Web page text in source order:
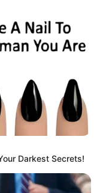
Darkest Secrets!